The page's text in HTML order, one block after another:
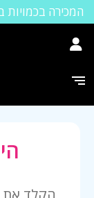
המכירה בכמויות